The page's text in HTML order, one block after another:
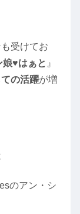
受けてお
娘♥はぁと 』
の活躍が増
のアン・シ